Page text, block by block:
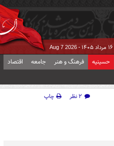
Aug 7 2026
حسینیه فرهنگ و هنر جامعه اقتصاد
۲ نظر
چاپ